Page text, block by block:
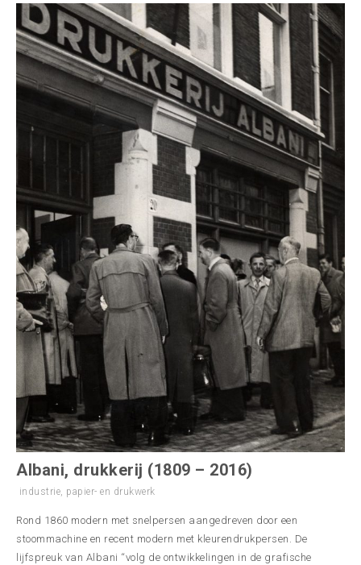
Albani, drukkerij (1809 – 2016)
industrie, papier- en drukwerk
Rond 1860 modern met snelpersen aangedreven door een
stoommachine en recent modern met kleurendrukpersen. De
lijfspreuk van Albani “volg de ontwikkelingen in de grafische